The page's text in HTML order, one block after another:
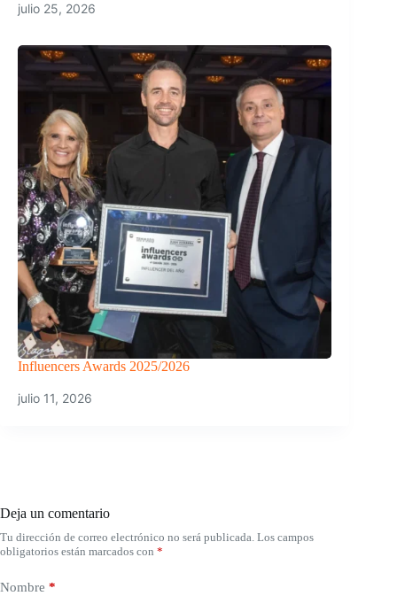
julio 25, 2026
Influencers Awards 2025/2026
julio 11, 2026
Deja un comentario
Tu dirección de correo electrónico no será publicada. Los campos
obligatorios están marcados con *
Nombre *